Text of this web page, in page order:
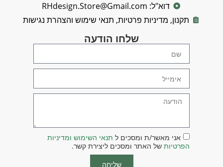
דוא"ל: RHdesign.Store@Gmail.com
תקנון, מדיניות פרטיות, תנאי שימוש והצהרת נגישות
שלחו הודעה
אני מאשר/ת ומסכים ל תנאי השימוש ומדיניות
הפרטיות של האתר ומסכים ליצירת קשר.
שליחה